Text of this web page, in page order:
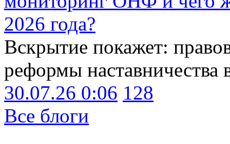
2026 года?
Вскрытие покажет:
реформы наставничества
30.07.26 0:06 128
Все блоги